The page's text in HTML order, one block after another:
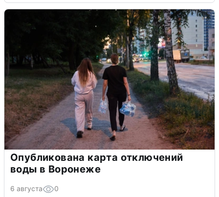
Опубликована карта отключений
воды в Воронеже
6 августа 0